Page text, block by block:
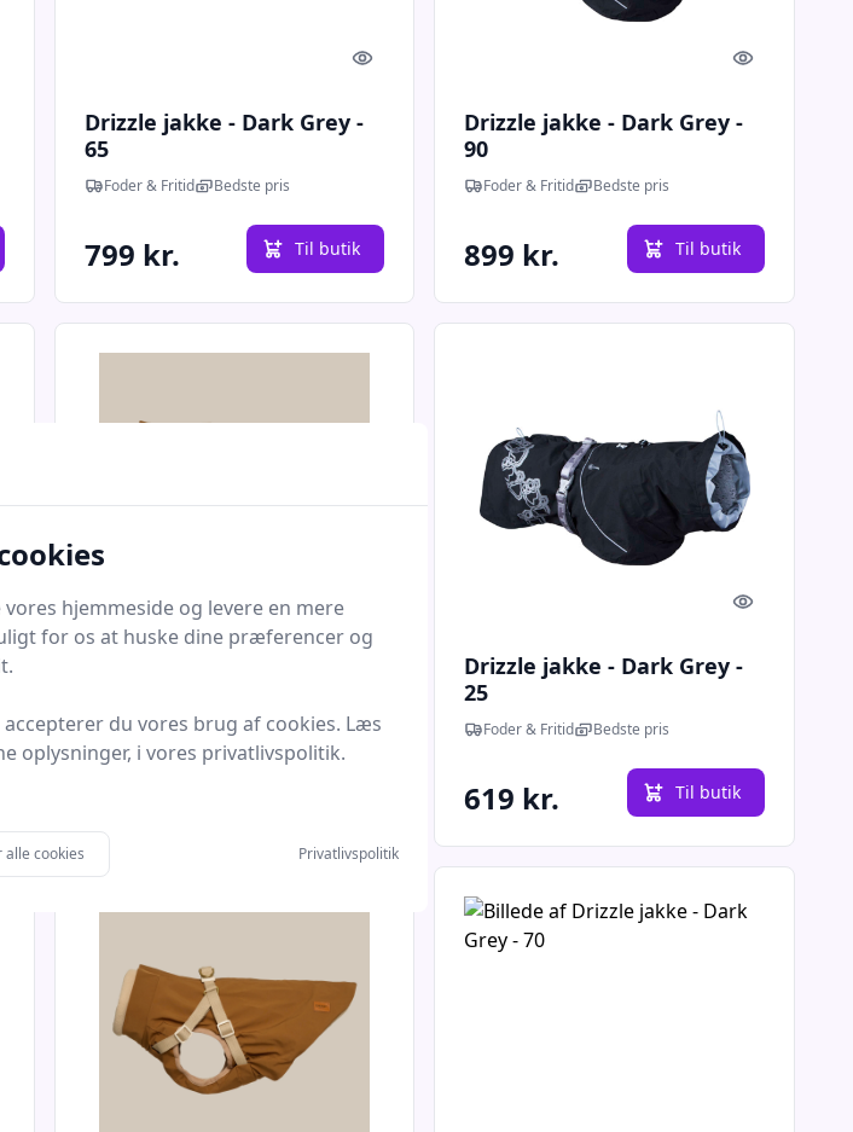
look Quick look
Drizzle jakke - Dark Grey -
65
Foder & Fritid Bedste pris
799 kr. Til butik
Quick look
Drizzle jakke - Dark Grey -
90
Foder & Fritid Bedste pris
899 kr. Til butik
look
drewsdogwear.dk Bedste pris
Quick look
Drizzle jakke - Dark Grey -
25
Foder & Fritid Bedste pris
619 kr. Til butik
hjemmeside og levere en mere
for os at huske dine præferencer og
du vores brug af cookies. Læs
oplysninger, i vores privatlivspolitik.
alle cookies Privatlivspolitik